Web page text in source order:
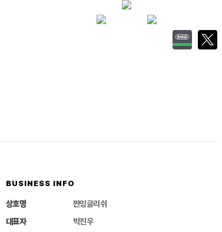
BUSINESS INFO
상호명
찐잉글리쉬
대표자
박진우